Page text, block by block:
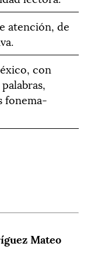
atención, de
con
fonema-
Mateo